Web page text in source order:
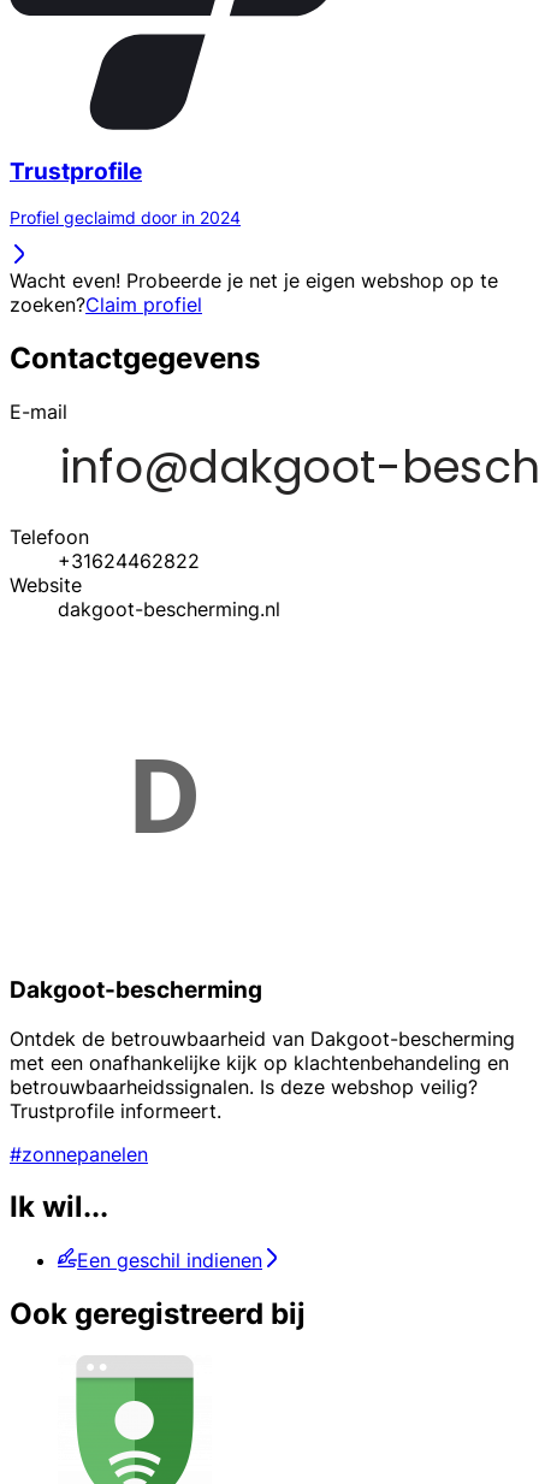
Trustprofile
Profiel geclaimd door in 2024
Wacht even! Probeerde je net je eigen webshop op te
zoeken?Claim profiel
Contactgegevens
E-mail
Telefoon
+31624462822
Website
dakgoot-bescherming.nl
Dakgoot-bescherming
Ontdek de betrouwbaarheid van Dakgoot-bescherming
met een onafhankelijke kijk op klachtenbehandeling en
betrouwbaarheidssignalen. Is deze webshop veilig?
Trustprofile informeert.
#zonnepanelen
Ik wil...
Een geschil indienen
Ook geregistreerd bij